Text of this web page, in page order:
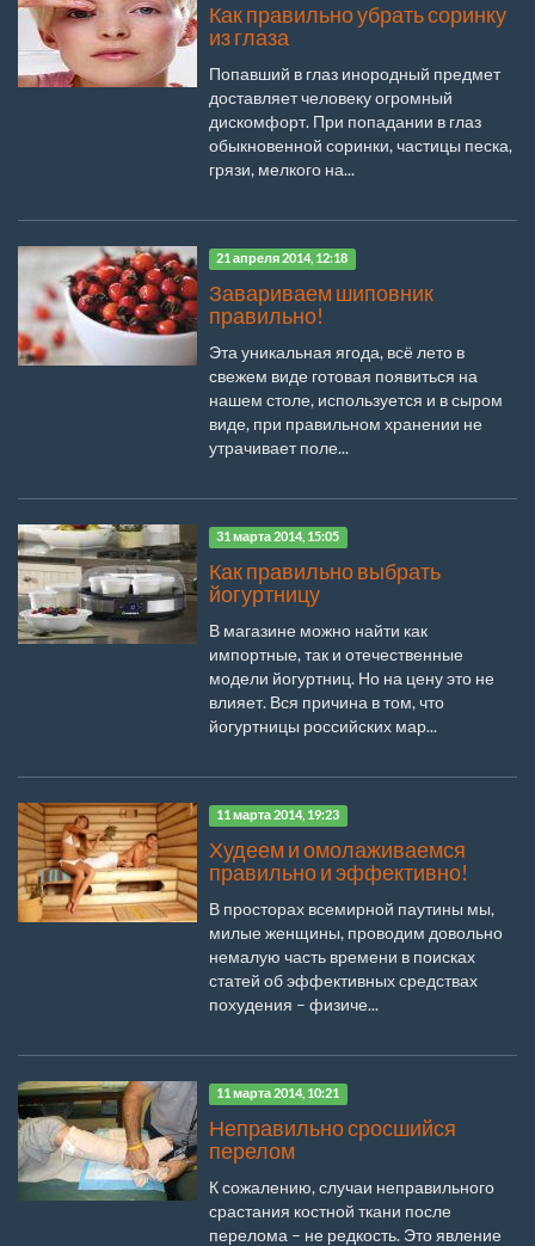
Как правильно убрать соринку
из глаза
Попавший в глаз инородный предмет
доставляет человеку огромный
дискомфорт. При попадании в глаз
обыкновенной соринки, частицы песка,
грязи, мелкого на...
21 апреля 2014, 12:18
Завариваем шиповник
правильно!
Эта уникальная ягода, всё лето в
свежем виде готовая появиться на
нашем столе, используется и в сыром
виде, при правильном хранении не
утрачивает поле...
31 марта 2014, 15:05
Как правильно выбрать
йогуртницу
В магазине можно найти как
импортные, так и отечественные
модели йогуртниц. Но на цену это не
влияет. Вся причина в том, что
йогуртницы российских мар...
11 марта 2014, 19:23
Худеем и омолаживаемся
правильно и эффективно!
В просторах всемирной паутины мы,
милые женщины, проводим довольно
немалую часть времени в поисках
статей об эффективных средствах
похудения – физиче...
11 марта 2014, 10:21
Неправильно сросшийся
перелом
К сожалению, случаи неправильного
срастания костной ткани после
перелома – не редкость. Это явление